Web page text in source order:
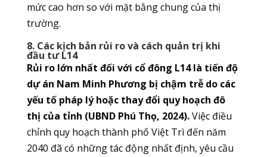
mức cao hơn so với mặt bằng chung của thị
trường.
8. Các kịch bản rủi ro và cách quản trị khi
đầu tư L14
Rủi ro lớn nhất đối với cổ đông L14 là tiến độ
dự án Nam Minh Phương bị chậm trễ do các
yếu tố pháp lý hoặc thay đổi quy hoạch đô
thị của tỉnh (UBND Phú Thọ, 2024).Việc điều
chỉnh quy hoạch thành phố Việt Trì đến năm
2040 đã có những tác động nhất định, yêu cầu